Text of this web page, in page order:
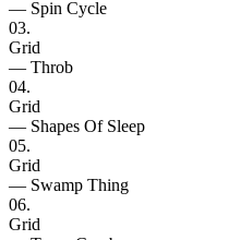
— Spin Cycle
03.
Grid
— Throb
04.
Grid
— Shapes Of Sleep
05.
Grid
— Swamp Thing
06.
Grid